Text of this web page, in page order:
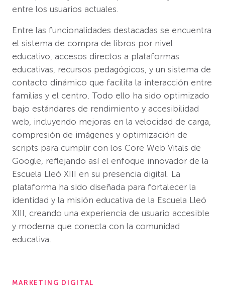
entre los usuarios actuales.
Entre las funcionalidades destacadas se encuentra
el sistema de compra de libros por nivel
educativo, accesos directos a plataformas
educativas, recursos pedagógicos, y un sistema de
contacto dinámico que facilita la interacción entre
familias y el centro. Todo ello ha sido optimizado
bajo estándares de rendimiento y accesibilidad
web, incluyendo mejoras en la velocidad de carga,
compresión de imágenes y optimización de
scripts para cumplir con los Core Web Vitals de
Google, reflejando así el enfoque innovador de la
Escuela Lleó XIII en su presencia digital. La
plataforma ha sido diseñada para fortalecer la
identidad y la misión educativa de la Escuela Lleó
XIII, creando una experiencia de usuario accesible
y moderna que conecta con la comunidad
educativa.
MARKETING DIGITAL